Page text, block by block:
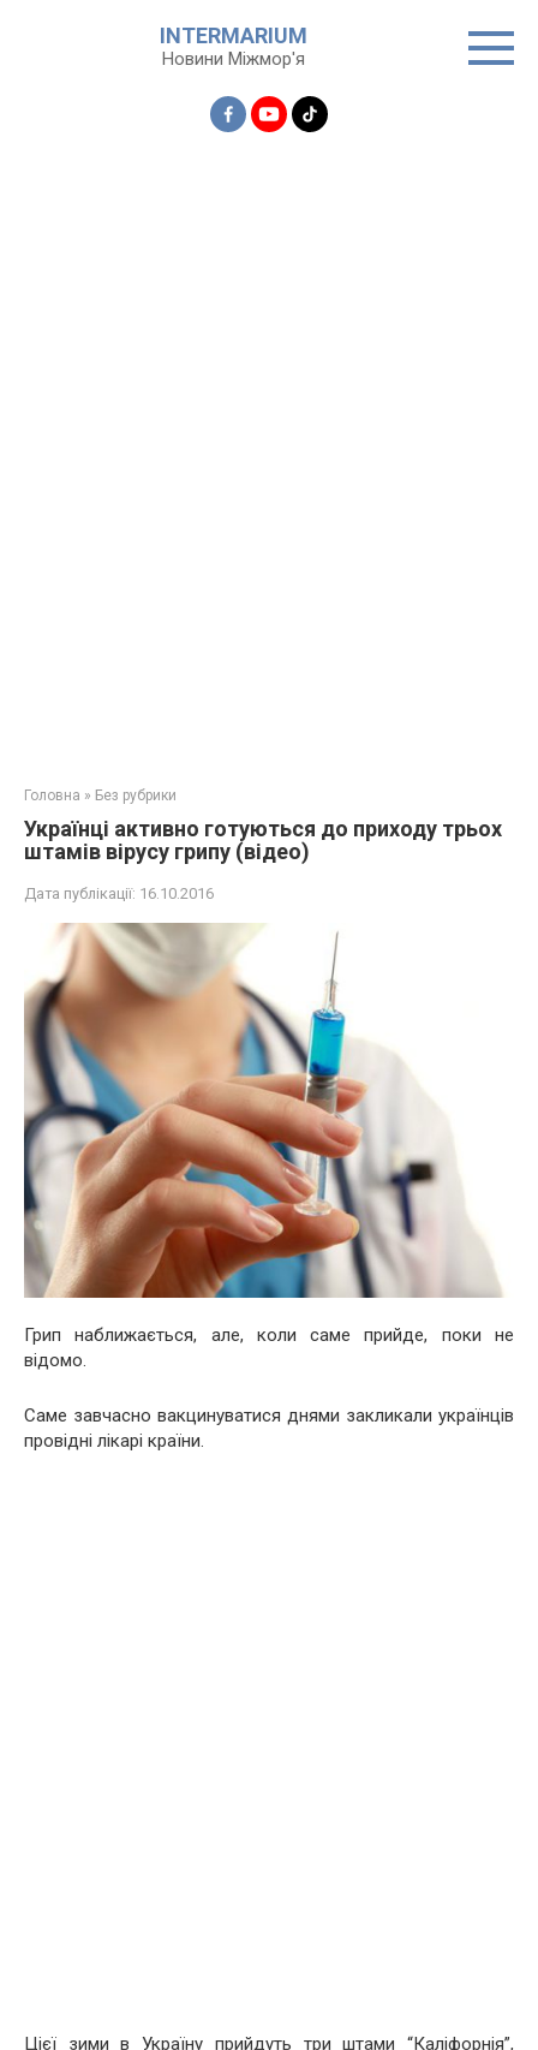
INTERMARIUM
Новини Міжмор'я
Головна » Без рубрики
Українці активно готуються до приходу трьох
штамів вірусу грипу (відео)
Дата публікації: 16.10.2016
Грип наближається, але, коли саме прийде, поки не
відомо.
Саме завчасно вакцинуватися днями закликали українців
провідні лікарі країни.
Цієї зими в Україну прийдуть три штами “Каліфорнія”,